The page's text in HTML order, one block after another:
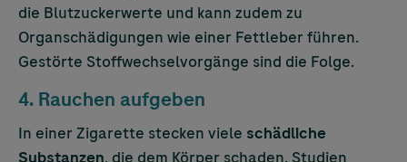
die Blutzuckerwerte und kann zudem zu
Organschädigungen wie einer Fettleber führen.
Gestörte Stoffwechselvorgänge sind die Folge.
4. Rauchen aufgeben
In einer Zigarette stecken viele schädliche
Substanzen, die dem Körper schaden. Studien